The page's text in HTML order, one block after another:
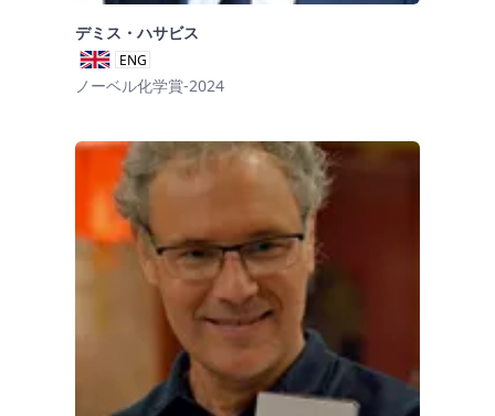
デミス・ハサビス
ENG
ノーベル化学賞-2024